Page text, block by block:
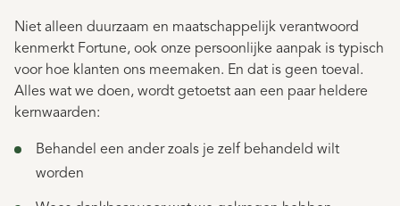
Niet alleen duurzaam en maatschappelijk verantwoord
kenmerkt Fortune, ook onze persoonlijke aanpak is typisch
voor hoe klanten ons meemaken. En dat is geen toeval.
Alles wat we doen, wordt getoetst aan een paar heldere
kernwaarden:
Behandel een ander zoals je zelf behandeld wilt
worden